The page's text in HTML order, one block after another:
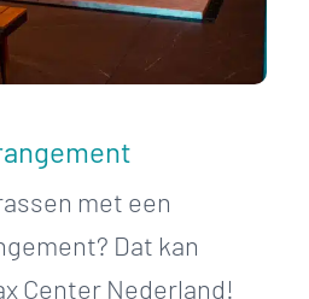
met een
Dat kan
Center Nederland!